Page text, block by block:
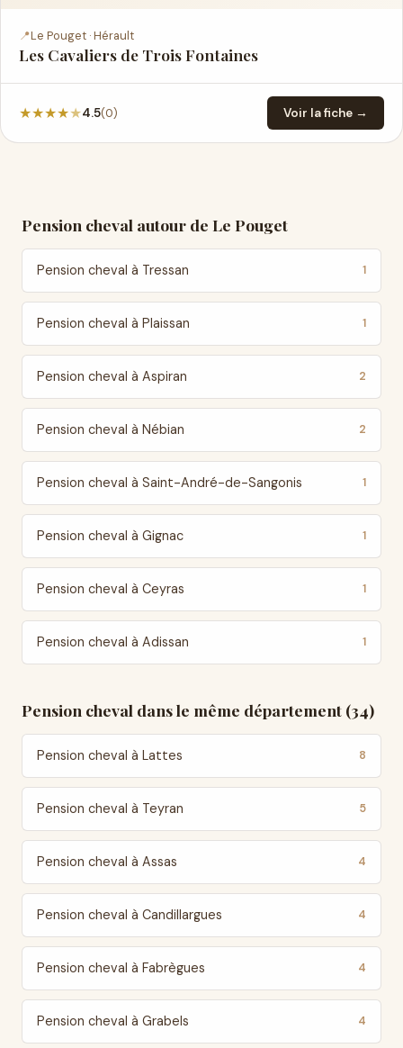
📍Le Pouget · Hérault
Les Cavaliers de Trois Fontaines
★★★★★4.5(0) Voir la fiche →
Pension cheval autour de Le Pouget
Pension cheval à Tressan 1
Pension cheval à Plaissan 1
Pension cheval à Aspiran 2
Pension cheval à Nébian 2
Pension cheval à Saint-André-de-Sangonis 1
Pension cheval à Gignac 1
Pension cheval à Ceyras 1
Pension cheval à Adissan 1
Pension cheval dans le même département (34)
Pension cheval à Lattes 8
Pension cheval à Teyran 5
Pension cheval à Assas 4
Pension cheval à Candillargues 4
Pension cheval à Fabrègues 4
Pension cheval à Grabels 4